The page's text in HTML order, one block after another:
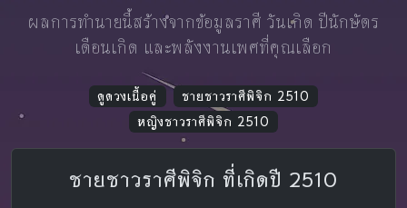
ผลการทำนายนี้สร้างจากข้อมูลราศี วันเกิด ปีนักษัตร
เดือนเกิด และพลังงานเพศที่คุณเลือก
ดูดวงเนื้อคู่
ชายชาวราศีพิจิก 2510
หญิงชาวราศีพิจิก 2510
ชายชาวราศีพิจิก ที่เกิดปี 2510